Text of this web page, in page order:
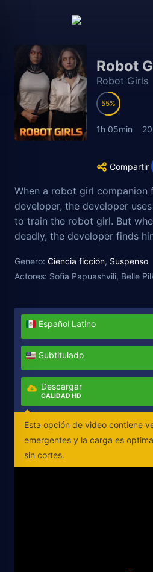
Robot
Robot Girls
55
1h 05min
Compartir
When a robot girl
developer, the developer
to train the robot girl. But
deadly, the developer finds
Genero: Ciencia ficción, Suspenso
Actores: Sofia Papuashvili, Belle
Español Latino
Subtitulado
Descargar
CALIDAD HD
Esta opción de video contiene
emergentes y la carga es
sin cortes.